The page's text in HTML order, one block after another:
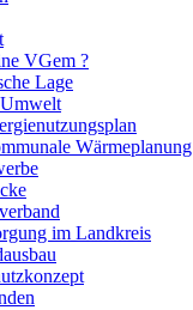
VGem ?
Lage
Wärmeplanung
im Landkreis